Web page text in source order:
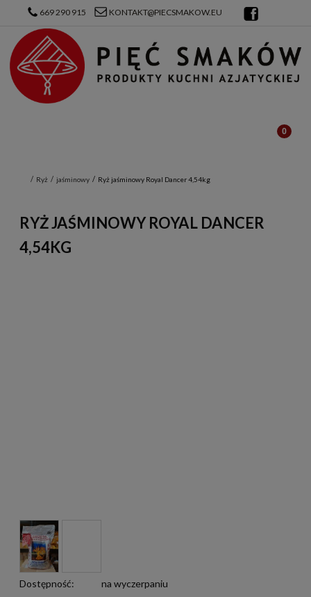
Ryż jaśminowy Ryż jaśminowy Royal Dancer 4,54kg
669 290 915 KONTAKT@PIECSMAKOW.EU
RYŻ JAŚMINOWY ROYAL DANCER
4,54KG
Dostępność: na wyczerpaniu